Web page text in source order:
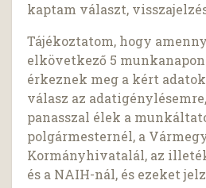
kaptam választ,
Tájékoztatom, hogy
elkövetkező 5
érkeznek meg a kért
válasz az
panasszal élek a
polgármesternél, a
Kormányhivatalál, az
és a NAIH-nál, és ezeket